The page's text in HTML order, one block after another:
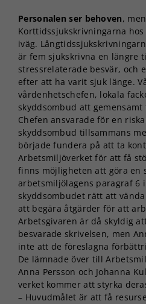
Personalen ser behoven,
Korttidssjukskrivningarna
iväg.
är fem sjukskrivna en längre
stressrelaterade besvär, och
efter att ha varit sjuk länge.
vårdenhetschefen, lokala
skyddsombud att
Chefen ansvarade för en
skyddsombud tillsammans
började fundera på att ta
Arbetsmiljöverket för att få
finns möjligheten att göra en
arbetsmiljölagens paragraf 6
skyddsombudet rätt att
att begära åtgärder för att
Arbetsgivaren är då skyldig
besvarade skrivelsen, men
inte att de föreslagna
De lämnade över till
Anna Persson och Johanna
verket kommer att styrka
– Huvudmålet är att få